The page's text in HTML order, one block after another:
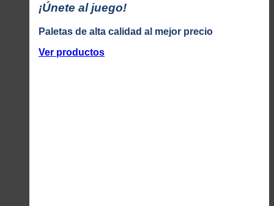
¡Únete al juego!
Paletas de alta calidad al mejor precio
Ver productos